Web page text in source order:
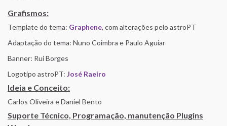
Grafismos:
Template do tema: Graphene, com alterações pelo astroPT
Adaptação do tema: Nuno Coimbra e Paulo Aguiar
Banner: Rui Borges
Logotipo astroPT: José Raeiro
Ideia e Conceito:
Carlos Oliveira e Daniel Bento
Suporte Técnico, Programação, manutenção Plugins